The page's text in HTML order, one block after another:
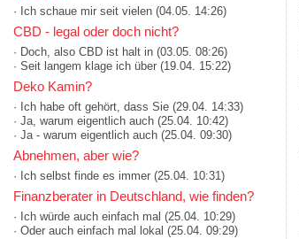
· Ich schaue mir seit vielen (04.05. 14:26)
CBD - legal oder doch nicht?
· Doch, also CBD ist halt in (03.05. 08:26)
· Seit langem klage ich über (19.04. 15:22)
Deko Kamin?
· Ich habe oft gehört, dass Sie (29.04. 14:33)
· Ja, warum eigentlich auch (25.04. 10:42)
· Ja - warum eigentlich auch (25.04. 09:30)
Abnehmen, aber wie?
· Ich selbst finde es immer (25.04. 10:31)
Finanzberater in Deutschland, wie finden?
· Ich würde auch einfach mal (25.04. 10:29)
· Oder auch einfach mal lokal (25.04. 09:29)